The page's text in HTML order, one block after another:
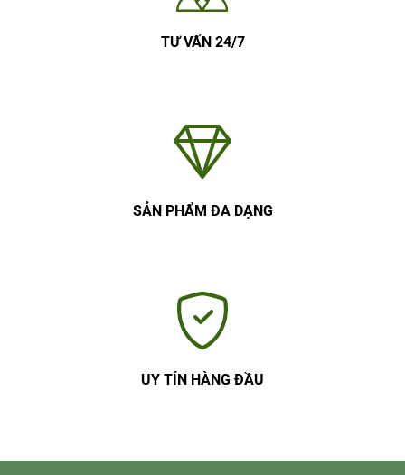
TƯ VẤN 24/7
SẢN PHẨM ĐA DẠNG
UY TÍN HÀNG ĐẦU